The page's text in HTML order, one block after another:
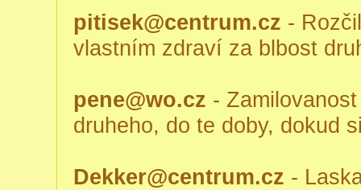
pitisek@centrum.cz -
vlastním zdraví za blbost
pene@wo.cz -
druheho, do te doby, dokud
Dekker@centrum.cz -